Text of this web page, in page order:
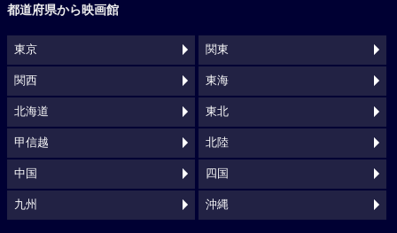
都道府県から映画館
東京 関東
関西 東海
北海道 東北
甲信越 北陸
中国 四国
九州 沖縄